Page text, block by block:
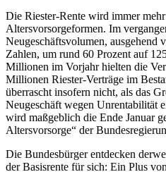
Die Riester-Rente wird immer
Altersvorsorgeformen. Im
Neugeschäftsvolumen, ausgehend
Zahlen, um rund 60 Prozent auf
Millionen im Vorjahr hielten die
Millionen Riester-Verträge im
überrascht insofern nicht, als das
Neugeschäft wegen Unrentabilität
wird maßgeblich die Ende Januar
Altersvorsorge“ der
Die Bundesbürger entdecken
der Basisrente für sich: Ein Plus